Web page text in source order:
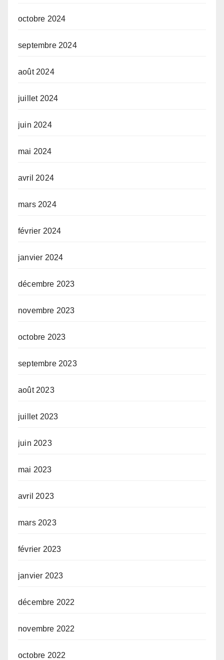
octobre 2024
septembre 2024
août 2024
juillet 2024
juin 2024
mai 2024
avril 2024
mars 2024
février 2024
janvier 2024
décembre 2023
novembre 2023
octobre 2023
septembre 2023
août 2023
juillet 2023
juin 2023
mai 2023
avril 2023
mars 2023
février 2023
janvier 2023
décembre 2022
novembre 2022
octobre 2022